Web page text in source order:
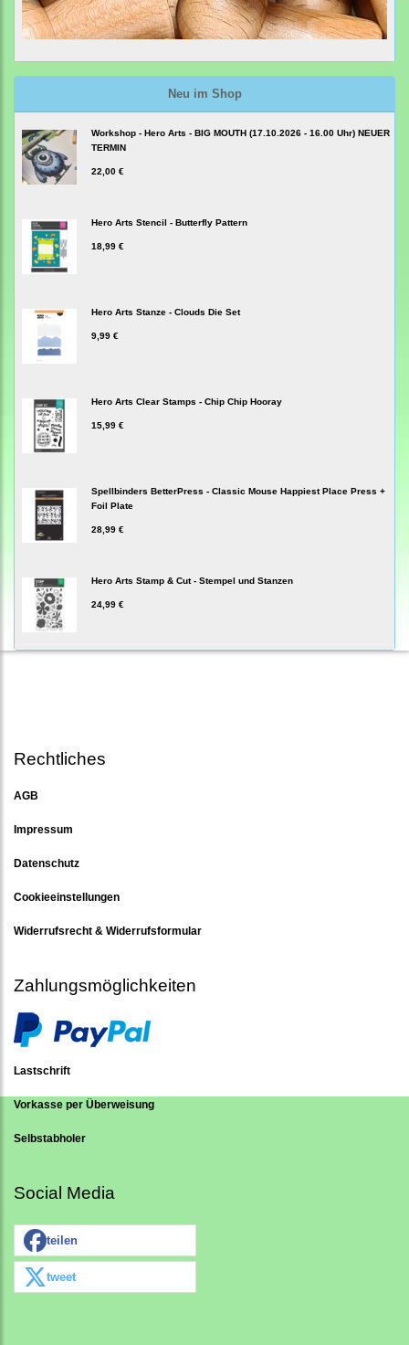
Neu im Shop
Workshop - Hero Arts - BIG MOUTH (17.10.2026 - 16.00 Uhr) NEUER
TERMIN
22,00 €
Hero Arts Stencil - Butterfly Pattern
18,99 €
Hero Arts Stanze - Clouds Die Set
9,99 €
Hero Arts Clear Stamps - Chip Chip Hooray
15,99 €
Spellbinders BetterPress - Classic Mouse Happiest Place Press +
Foil Plate
28,99 €
Hero Arts Stamp & Cut - Stempel und Stanzen
24,99 €
Rechtliches
AGB
Impressum
Datenschutz
Cookieeinstellungen
Widerrufsrecht & Widerrufsformular
Zahlungsmöglichkeiten
Lastschrift
Vorkasse per Überweisung
Selbstabholer
Social Media
teilen
tweet